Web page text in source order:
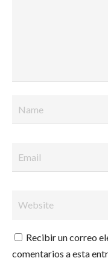
Recibir un correo
comentarios a esta